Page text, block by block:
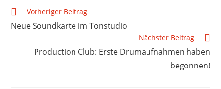
Vorheriger Beitrag
Neue Soundkarte im Tonstudio
Nächster Beitrag
Production Club: Erste Drumaufnahmen haben
begonnen!